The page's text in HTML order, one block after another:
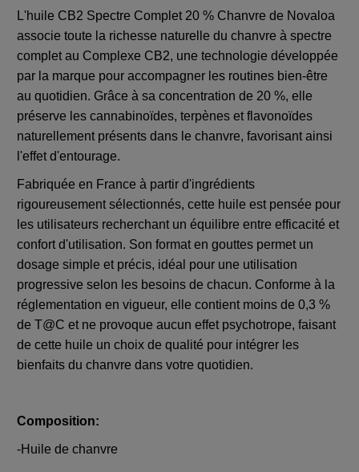
L'huile CB2 Spectre Complet 20 % Chanvre de Novaloa
associe toute la richesse naturelle du chanvre à spectre
complet au Complexe CB2, une technologie développée
par la marque pour accompagner les routines bien-être
au quotidien. Grâce à sa concentration de 20 %, elle
préserve les cannabinoïdes, terpènes et flavonoïdes
naturellement présents dans le chanvre, favorisant ainsi
l'effet d'entourage.
Fabriquée en France à partir d'ingrédients
rigoureusement sélectionnés, cette huile est pensée pour
les utilisateurs recherchant un équilibre entre efficacité et
confort d'utilisation. Son format en gouttes permet un
dosage simple et précis, idéal pour une utilisation
progressive selon les besoins de chacun. Conforme à la
réglementation en vigueur, elle contient moins de 0,3 %
de T@C et ne provoque aucun effet psychotrope, faisant
de cette huile un choix de qualité pour intégrer les
bienfaits du chanvre dans votre quotidien.
Composition:
-Huile de chanvre